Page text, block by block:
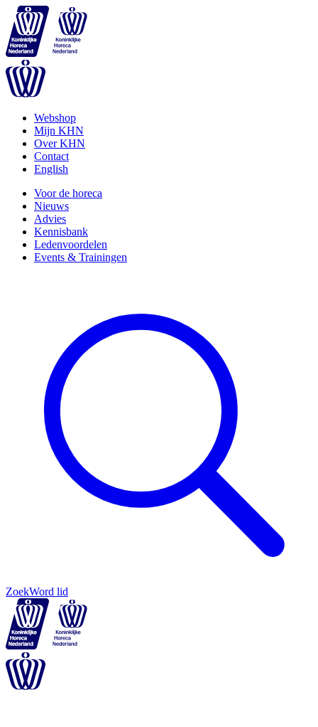
Webshop
Mijn KHN
Over KHN
Contact
English
Voor de horeca
Nieuws
Advies
Kennisbank
Ledenvoordelen
Events & Trainingen
ZoekWord lid